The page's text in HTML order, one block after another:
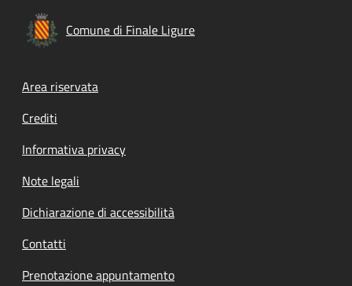
Comune di Finale Ligure
Footer menu
Area riservata
Crediti
Informativa privacy
Note legali
Dichiarazione di accessibilità
Contatti
Prenotazione appuntamento